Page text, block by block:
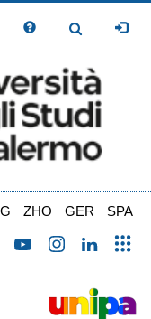
Toggle
ZHO GER SPA